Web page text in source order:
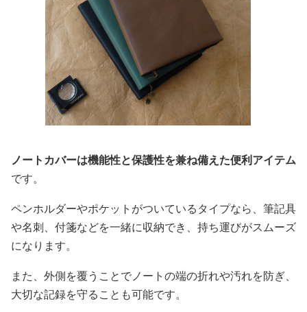
ノートカバーは機能性と保護性を兼ね備えた便利アイテム
です。
ペンホルダーやポケットがついているタイプなら、筆記具
や名刺、付箋などを一緒に収納でき、持ち運びがスムーズ
になります。
また、外側を覆うことでノートの端の折れや汚れを防ぎ、
大切な記録を守ることも可能です。